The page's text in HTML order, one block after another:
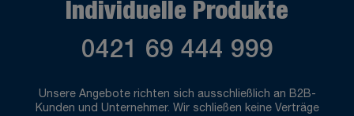
Individuelle Produkte
0421 69 444 999
Unsere Angebote richten sich ausschließlich an B2B-
Kunden und Unternehmer. Wir schließen keine Verträge